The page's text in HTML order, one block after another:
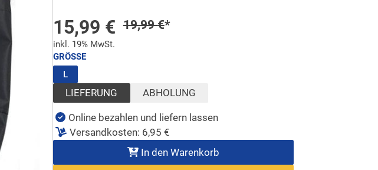
Sonderpreis
15,99 € Regulärer Preis
19,99€*
inkl. 19% MwSt.
GRÖSSE
L
LIEFERUNG ABHOLUNG
Online bezahlen und liefern lassen
Versandkosten: 6,95 €
In den Warenkorb